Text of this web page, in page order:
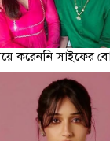
করেননি সাইফের